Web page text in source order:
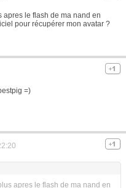
apres le flash de ma nand en
pour récupérer mon avatar ?
=)
apres le flash de ma nand en